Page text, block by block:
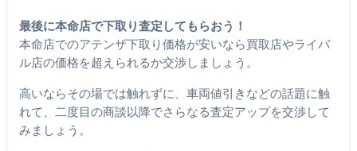
最後に本命店で下取り査定してもらおう！
本命店でのアテンザ下取り価格が安いなら買取店やライバ
ル店の価格を超えられるか交渉しましょう。
高いならその場では触れずに、車両値引きなどの話題に触
れて、二度目の商談以降でさらなる査定アップを交渉して
みましょう。